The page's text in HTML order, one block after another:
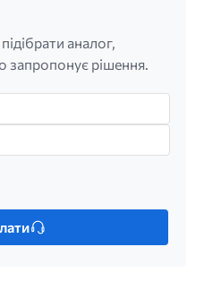
аналог,
запропонує рішення.